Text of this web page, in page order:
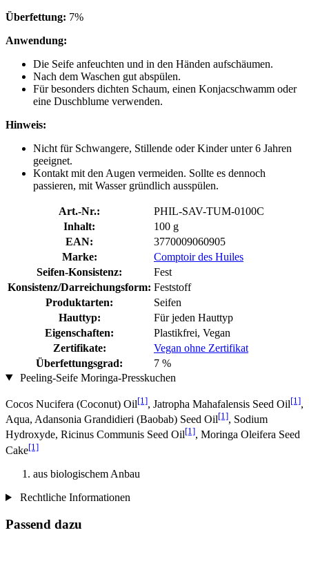
Überfettung: 7%
Anwendung:
Die Seife anfeuchten und in den Händen aufschäumen.
Nach dem Waschen gut abspülen.
Für besonders dichten Schaum, einen Konjacschwamm oder
eine Duschblume verwenden.
Hinweis:
Nicht für Schwangere, Stillende oder Kinder unter 6 Jahren
geeignet.
Kontakt mit den Augen vermeiden. Sollte es dennoch
passieren, mit Wasser gründlich ausspülen.
Art.-Nr.:
PHIL-SAV-TUM-0100C
Inhalt:
100 g
EAN:
3770009060905
Marke:
Comptoir des Huiles
Seifen-Konsistenz:
Fest
Konsistenz/Darreichungsform: Feststoff
Produktarten:
Seifen
Hauttyp:
Für jeden Hauttyp
Eigenschaften:
Plastikfrei, Vegan
Zertifikate:
Vegan ohne Zertifikat
Überfettungsgrad:
7 %
Peeling-Seife Moringa-Presskuchen
Cocos Nucifera (Coconut) Oil[1], Jatropha Mahafalensis Seed Oil[1],
Aqua, Adansonia Grandidieri (Baobab) Seed Oil[1], Sodium
Hydroxyde, Ricinus Communis Seed Oil[1], Moringa Oleifera Seed
Cake[1]
aus biologischem Anbau
Rechtliche Informationen
Passend dazu